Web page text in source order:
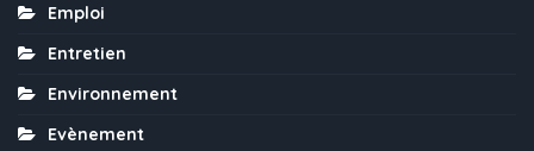
Emploi
Entretien
Environnement
Evènement